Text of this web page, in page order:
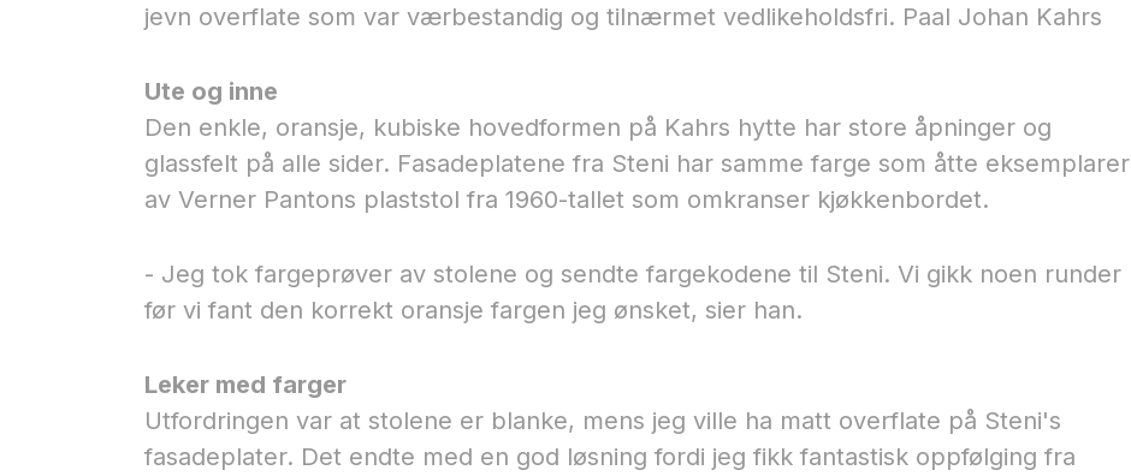
jevn overflate som var værbestandig og tilnærmet vedlikeholdsfri.​ Paal Johan Kahrs​
Ute og inne
Den enkle, oransje, kubiske hovedformen på Kahrs hytte har store åpninger og
glassfelt på alle sider. Fasadeplatene fra Steni har samme farge som åtte eksemplarer
av Verner Pantons plaststol fra 1960-tallet som omkranser kjøkkenbordet.
- Jeg tok fargeprøver av stolene og sendte fargekodene til Steni. Vi gikk noen runder
før vi fant den korrekt oransje fargen jeg ønsket, sier han.
Leker med farger
Utfordringen var at stolene er blanke, mens jeg ville ha matt overflate på Steni's
fasadeplater. Det endte med en god løsning fordi jeg fikk fantastisk oppfølging fra